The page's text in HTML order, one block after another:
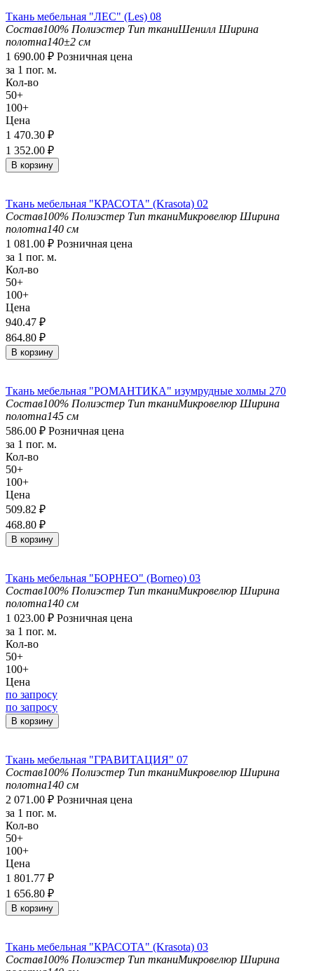
Ткань мебельная "ЛЕС" (Les) 08
Состав100% Полиэстер Тип тканиШенилл Ширина
полотна140±2 см
1 690.00 ₽ Розничная цена
за 1 пог. м.
Кол-во
50+
100+
Цена
1 470.30 ₽
1 352.00 ₽
В корзину
Ткань мебельная "КРАСОТА" (Krasota) 02
Состав100% Полиэстер Тип тканиМикровелюр Ширина
полотна140 см
1 081.00 ₽ Розничная цена
за 1 пог. м.
Кол-во
50+
100+
Цена
940.47 ₽
864.80 ₽
В корзину
Ткань мебельная "РОМАНТИКА" изумрудные холмы 270
Состав100% Полиэстер Тип тканиМикровелюр Ширина
полотна145 см
586.00 ₽ Розничная цена
за 1 пог. м.
Кол-во
50+
100+
Цена
509.82 ₽
468.80 ₽
В корзину
Ткань мебельная "БОРНЕО" (Borneo) 03
Состав100% Полиэстер Тип тканиМикровелюр Ширина
полотна140 см
1 023.00 ₽ Розничная цена
за 1 пог. м.
Кол-во
50+
100+
Цена
по запросу
по запросу
В корзину
Ткань мебельная "ГРАВИТАЦИЯ" 07
Состав100% Полиэстер Тип тканиМикровелюр Ширина
полотна140 см
2 071.00 ₽ Розничная цена
за 1 пог. м.
Кол-во
50+
100+
Цена
1 801.77 ₽
1 656.80 ₽
В корзину
Ткань мебельная "КРАСОТА" (Krasota) 03
Состав100% Полиэстер Тип тканиМикровелюр Ширина